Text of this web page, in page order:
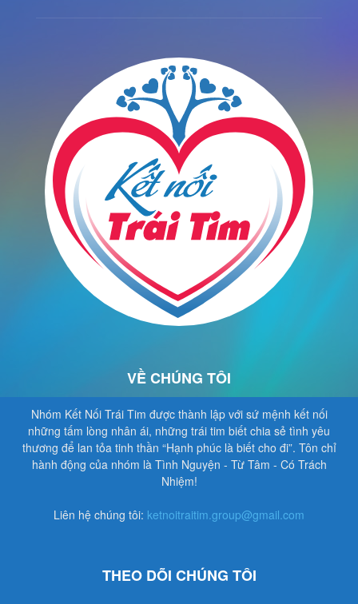
VỀ CHÚNG TÔI
Nhóm Kết Nối Trái Tim được thành lập với sứ mệnh kết nối
những tấm lòng nhân ái, những trái tim biết chia sẻ tình yêu
thương để lan tỏa tinh thần “Hạnh phúc là biết cho đi”. Tôn chỉ
hành động của nhóm là Tình Nguyện - Từ Tâm - Có Trách
Nhiệm!
Liên hệ chúng tôi: ketnoitraitim.group@gmail.com
THEO DÕI CHÚNG TÔI